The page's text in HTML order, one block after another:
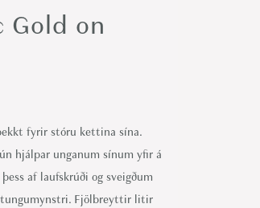
Gold on
fyrir stóru kettina sína.
hjálpar unganum sínum yfir á
af laufskrúði og sveigðum
Fjölbreyttir litir